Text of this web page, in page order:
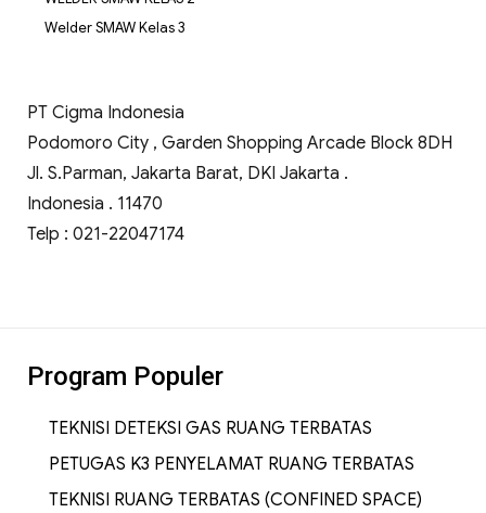
Welder SMAW Kelas 3
PT Cigma Indonesia
Podomoro City , Garden Shopping Arcade Block 8DH
Jl. S.Parman, Jakarta Barat, DKI Jakarta .
Indonesia . 11470
Telp : 021-22047174
Program Populer
TEKNISI DETEKSI GAS RUANG TERBATAS
PETUGAS K3 PENYELAMAT RUANG TERBATAS
TEKNISI RUANG TERBATAS (CONFINED SPACE)